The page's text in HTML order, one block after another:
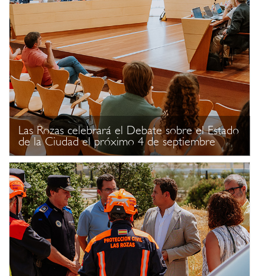
Las Rozas celebrará el Debate sobre el Estado
de la Ciudad el próximo 4 de septiembre